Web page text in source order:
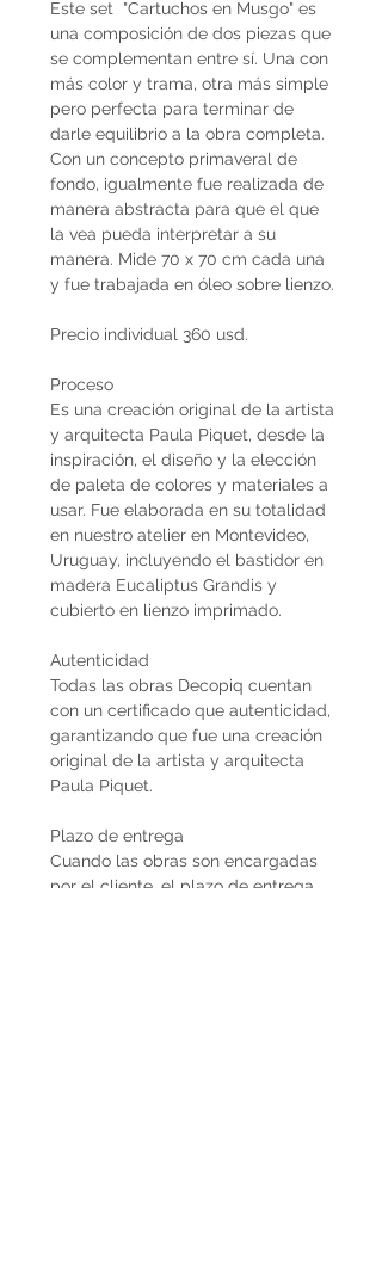
Este set "Cartuchos en Musgo" es
una composición de dos piezas que
se complementan entre sí. Una con
más color y trama, otra más simple
pero perfecta para terminar de
darle equilibrio a la obra completa.
Con un concepto primaveral de
fondo, igualmente fue realizada de
manera abstracta para que el que
la vea pueda interpretar a su
manera. Mide 70 x 70 cm cada una
y fue trabajada en óleo sobre lienzo.
Precio individual 360 usd.
Proceso
Es una creación original de la artista
y arquitecta Paula Piquet, desde la
inspiración, el diseño y la elección
de paleta de colores y materiales a
usar. Fue elaborada en su totalidad
en nuestro atelier en Montevideo,
Uruguay, incluyendo el bastidor en
madera Eucaliptus Grandis y
cubierto en lienzo imprimado.
Autenticidad
Todas las obras Decopiq cuentan
con un certificado que autenticidad,
garantizando que fue una creación
original de la artista y arquitecta
Paula Piquet.
Plazo de entrega
Cuando las obras son encargadas
por el cliente, el plazo de entrega